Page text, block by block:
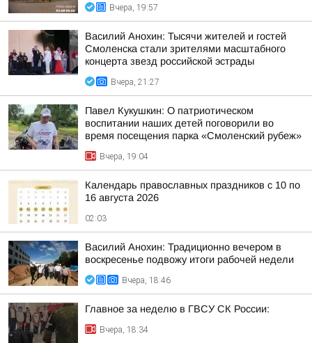
Вчера, 19:57
Василий Анохин: Тысячи жителей и гостей
Смоленска стали зрителями масштабного
концерта звезд российской эстрады
Вчера, 21:27
Павел Кукушкин: О патриотическом
воспитании наших детей поговорили во
время посещения парка «Смоленский рубеж»
Вчера, 19:04
Календарь православных праздников с 10 по
16 августа 2026
02:03
Василий Анохин: Традиционно вечером в
воскресенье подвожу итоги рабочей недели
Вчера, 18:46
Главное за неделю в ГВСУ СК России:
Вчера, 18:34